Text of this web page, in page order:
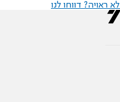
ראויה? דווחו לנו